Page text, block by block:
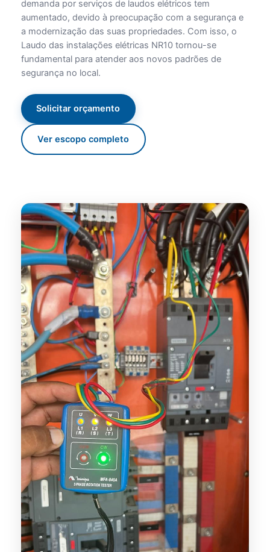
demanda por serviços de laudos elétricos tem
aumentado, devido à preocupação com a segurança e
a modernização das suas propriedades. Com isso, o
Laudo das instalações elétricas NR10 tornou-se
fundamental para atender aos novos padrões de
segurança no local.
Solicitar orçamento
Ver escopo completo